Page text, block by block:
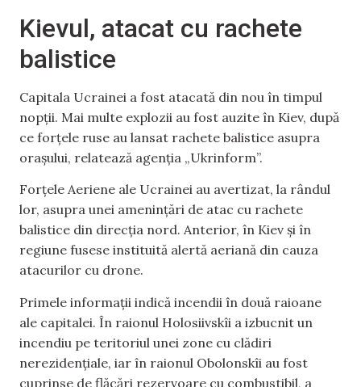
Kievul, atacat cu rachete
balistice
Capitala Ucrainei a fost atacată din nou în timpul
nopții. Mai multe explozii au fost auzite în Kiev, după
ce forțele ruse au lansat rachete balistice asupra
orașului, relatează agenția „Ukrinform”.
Forțele Aeriene ale Ucrainei au avertizat, la rândul
lor, asupra unei amenințări de atac cu rachete
balistice din direcția nord. Anterior, în Kiev și în
regiune fusese instituită alertă aeriană din cauza
atacurilor cu drone.
Primele informații indică incendii în două raioane
ale capitalei. În raionul Holosiivskîi a izbucnit un
incendiu pe teritoriul unei zone cu clădiri
nerezidențiale, iar în raionul Obolonskîi au fost
cuprinse de flăcări rezervoare cu combustibil, a